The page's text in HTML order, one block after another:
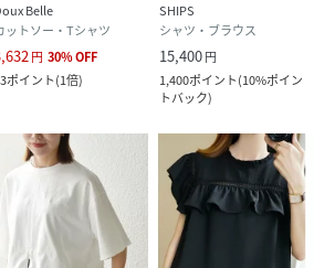
Belle
ットソー・Tシャツ
円 30%OFF
ポイント(1倍)
SHIPS
シャツ・ブラウス
15,400円
1,400ポイント(10%ポイン
トバック)